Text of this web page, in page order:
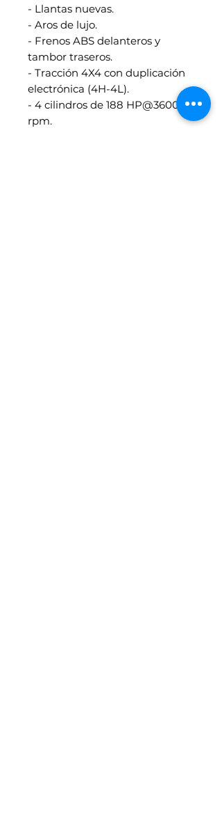
- Llantas nuevas.
- Aros de lujo.
- Frenos ABS delanteros y
tambor traseros.
- Tracción 4X4 con duplicación
electrónica (4H-4L).
- 4 cilindros de 188 HP@3600
rpm.